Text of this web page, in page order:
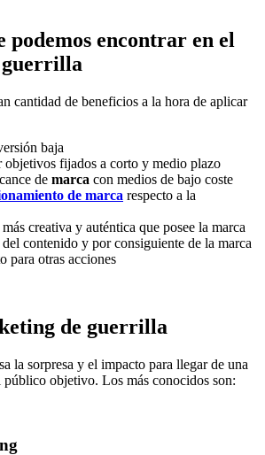
podemos encontrar en el
guerrilla
cantidad de beneficios a la hora de aplicar
baja
objetivos fijados a corto y medio plazo
de marca con medios de bajo coste
de marca respecto a la
creativa y auténtica que posee la marca
contenido y por consiguiente de la marca
para otras acciones
de guerrilla
la sorpresa y el impacto para llegar de una
público objetivo. Los más conocidos son: